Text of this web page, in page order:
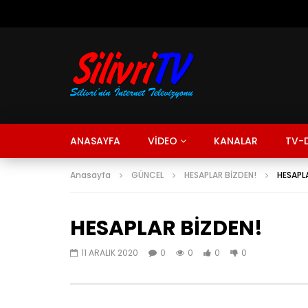
ANASAYFA VİDEO KANALAR TV-
Anasayfa GÜNCEL HESAPLAR BİZDEN!
HESAPLAR BİZDEN!
11 ARALIK 2020 0 0 0 0